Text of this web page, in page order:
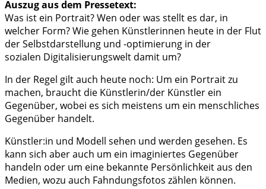
Auszug aus dem Pressetext:
Was ist ein Portrait? Wen oder was stellt es dar, in
welcher Form? Wie gehen Künstlerinnen heute in der Flut
der Selbstdarstellung und -optimierung in der
sozialen Digitalisierungswelt damit um?
In der Regel gilt auch heute noch: Um ein Portrait zu
machen, braucht die Künstlerin/der Künstler ein
Gegenüber, wobei es sich meistens um ein menschliches
Gegenüber handelt.
Künstler:in und Modell sehen und werden gesehen. Es
kann sich aber auch um ein imaginiertes Gegenüber
handeln oder um eine bekannte Persönlichkeit aus den
Medien, wozu auch Fahndungsfotos zählen können.